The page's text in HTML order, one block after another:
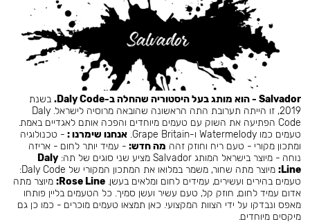
Salvador - הוא מותג בעל היסטוריה שהחלה ב-Daly Code.
בשנת
2019, זו הייתה תערובת התה הראשונה שהובאה מרוסיה לישראל. Daly
Code הפתיעה את השוק עם טעמים מיוחדים והפכה אותם לאגדיים באמת.
טעמים כמו Watermelody ו-Grape Britain.
אנחנו שימרנו : - טכנולוגיה
ומתכון מקורי - טעם ריח וחוזק זהה מה חדש: - עמיד יותר לחום - אריזה
נוחה - מיוצר בישראל המותג Salvador מציע שני סוגים של תה:
Daly
Line:
מיוצר מתה שחור, משמר במלואו את המתכון המקורי של Daly Code:
טעמים בהירים ועשירים, עמידים לחום ומלאים בעשן.Rose Line: מיוצר מתה
אדום עמיד לחום, חוזק קל, טעם עשיר ועשן סמיך. כל הטעמים בליין פותחו
מאפס ונבדקו על ידי הצוות המקצועי. כאן תמצאו טעמים מוכרים - כמו כן גם
מיקסים מיוחדים.